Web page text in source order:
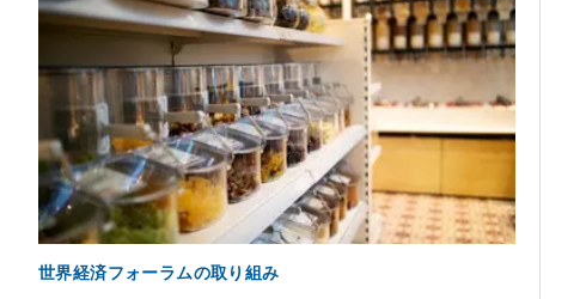
世界経済フォーラムの取り組み